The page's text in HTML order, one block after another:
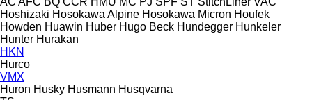
Hoshizaki Hosokawa Alpine Hosokawa Micron Houfek
Howden Huawin Huber Hugo Beck Hundegger Hunkeler
Hunter Hurakan
HKN
Hurco
VMX
Huron Husky Husmann Husqvarna